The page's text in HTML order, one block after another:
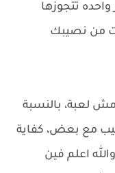
واحده تتجوزها
من نصيبك
لعبة، بالنسبة
مع بعض، كفاية
اعلم فين